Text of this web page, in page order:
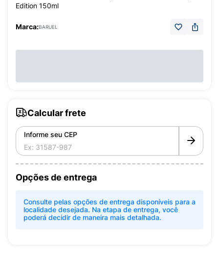
Edition 150ml
Marca:BARUEL
Calcular frete
Informe seu CEP
Opções de entrega
Consulte pelas opções de entrega disponíveis para a
localidade desejada. Na etapa de entrega, você
poderá decidir de maneira mais detalhada.